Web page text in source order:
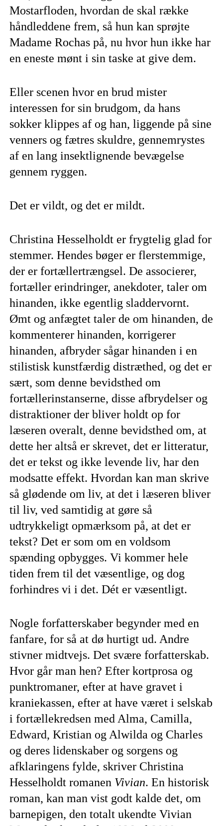
Mostarfloden, hvordan de skal række
håndleddene frem, så hun kan sprøjte
Madame Rochas på, nu hvor hun ikke har
en eneste mønt i sin taske at give dem.
Eller scenen hvor en brud mister
interessen for sin brudgom, da hans
sokker klippes af og han, liggende på sine
venners og fætres skuldre, gennemrystes
af en lang insektlignende bevægelse
gennem ryggen.
Det er vildt, og det er mildt.
Christina Hesselholdt er frygtelig glad for
stemmer. Hendes bøger er flerstemmige,
der er fortællertrængsel. De associerer,
fortæller erindringer, anekdoter, taler om
hinanden, ikke egentlig sladdervornt.
Ømt og anfægtet taler de om hinanden, de
kommenterer hinanden, korrigerer
hinanden, afbryder sågar hinanden i en
stilistisk kunstfærdig distræthed, og det er
sært, som denne bevidsthed om
fortællerinstanserne, disse afbrydelser og
distraktioner der bliver holdt op for
læseren overalt, denne bevidsthed om, at
dette her altså er skrevet, det er litteratur,
det er tekst og ikke levende liv, har den
modsatte effekt. Hvordan kan man skrive
så glødende om liv, at det i læseren bliver
til liv, ved samtidig at gøre så
udtrykkeligt opmærksom på, at det er
tekst? Det er som om en voldsom
spænding opbygges. Vi kommer hele
tiden frem til det væsentlige, og dog
forhindres vi i det. Dét er væsentligt.
Nogle forfatterskaber begynder med en
fanfare, for så at dø hurtigt ud. Andre
stivner midtvejs. Det svære forfatterskab.
Hvor går man hen? Efter kortprosa og
punktromaner, efter at have gravet i
kraniekassen, efter at have været i selskab
i fortællekredsen med Alma, Camilla,
Edward, Kristian og Alwilda og Charles
og deres lidenskaber og sorgens og
afklaringens fylde, skriver Christina
Hesselholdt romanen Vivian. En historisk
roman, kan man vist godt kalde det, om
barnepigen, den totalt ukendte Vivian